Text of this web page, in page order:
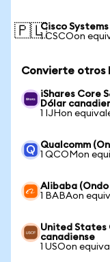
🇵🇱Cisco
1 CSCOon
Convierte otros
iShares Core
Dólar
1 IJHon
Qualcomm
1 QCOMon
Alibaba
1 BABAon
United States
canadiense
1 USOon